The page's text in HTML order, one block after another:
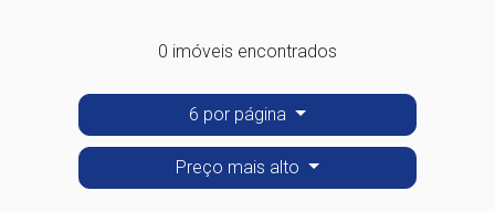
0 imóveis encontrados
6 por página
Preço mais alto